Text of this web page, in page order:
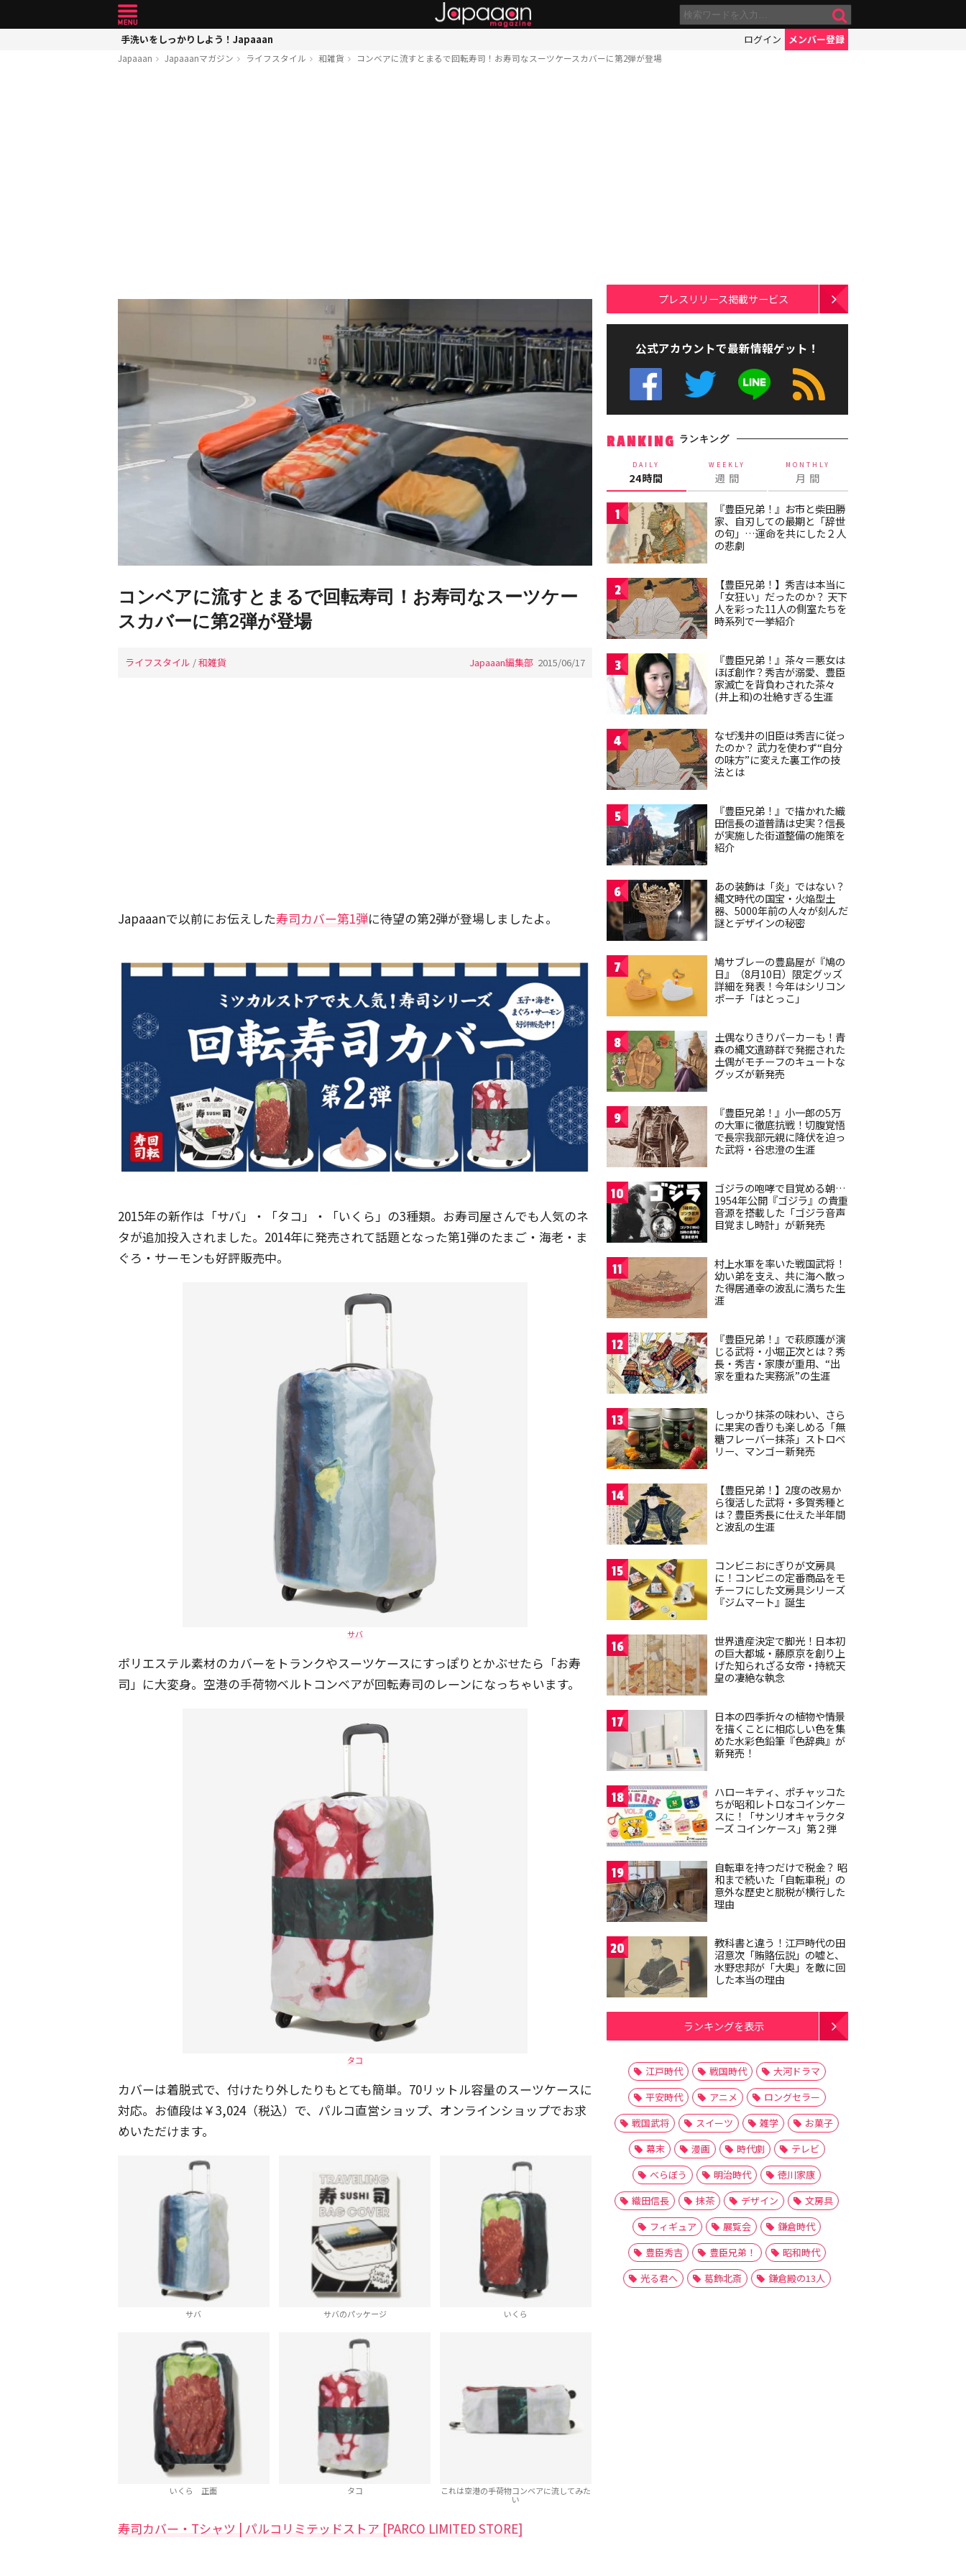
手洗いをしっかりしよう！Japaaan ログイン メンバー登録
Japaaan Japaaanマガジン ライフスタイル 和雑貨 コンベアに流すとまるで回転寿司！お寿司なスーツケースカバーに第2弾が登場
コンベアに流すとまるで回転寿司！お寿司なスーツケー
スカバーに第2弾が登場
ライフスタイル /和雑貨 Japaaan編集部 2015/06/17
Japaaanで以前にお伝えした寿司カバー第1弾に待望の第2弾が登場しましたよ。
2015年の新作は「サバ」・「タコ」・「いくら」の3種類。お寿司屋さんでも人気のネ
タが追加投入されました。2014年に発売されて話題となった第1弾のたまご・海老・ま
ぐろ・サーモンも好評販売中。
サバ
ポリエステル素材のカバーをトランクやスーツケースにすっぽりとかぶせたら「お寿
司」に大変身。空港の手荷物ベルトコンベアが回転寿司のレーンになっちゃいます。
タコ
カバーは着脱式で、付けたり外したりもとても簡単。70リットル容量のスーツケースに
対応。お値段は￥3,024（税込）で、パルコ直営ショップ、オンラインショップでお求
めいただけます。
サバ サバのパッケージ いくら
いくら 正面 タコ これは空港の手荷物コンベアに流してみた
い
寿司カバー・Tシャツ | パルコリミテッドストア [PARCO LIMITED STORE]
プレスリリース掲載サービス
公式アカウントで最新情報ゲット！
RANKING ランキング
DAILY
24時間
WEEKLY
週 間
MONTHLY
月 間
1
『豊臣兄弟！』お市と柴田勝
家、自刃しての最期と「辞世
の句」…運命を共にした２人
の悲劇
2
【豊臣兄弟！】秀吉は本当に
「女狂い」だったのか？ 天下
人を彩った11人の側室たちを
時系列で一挙紹介
3
『豊臣兄弟！』茶々＝悪女は
ほぼ創作？秀吉が溺愛、豊臣
家滅亡を背負わされた茶々
(井上和)の壮絶すぎる生涯
4
なぜ浅井の旧臣は秀吉に従っ
たのか？ 武力を使わず“自分
の味方”に変えた裏工作の技
法とは
5
『豊臣兄弟！』で描かれた織
田信長の道普請は史実？信長
が実施した街道整備の施策を
紹介
6
あの装飾は「炎」ではない？
縄文時代の国宝・火焔型土
器、5000年前の人々が刻んだ
謎とデザインの秘密
7
鳩サブレーの豊島屋が『鳩の
日』（8月10日）限定グッズ
詳細を発表！今年はシリコン
ポーチ「はとっこ」
8
土偶なりきりパーカーも！青
森の縄文遺跡群で発掘された
土偶がモチーフのキュートな
グッズが新発売
9
『豊臣兄弟！』小一郎の5万
の大軍に徹底抗戦！切腹覚悟
で長宗我部元親に降伏を迫っ
た武将・谷忠澄の生涯
10
ゴジラの咆哮で目覚める朝…
1954年公開『ゴジラ』の貴重
音源を搭載した「ゴジラ音声
目覚まし時計」が新発売
11
村上水軍を率いた戦国武将！
幼い弟を支え、共に海へ散っ
た得居通幸の波乱に満ちた生
涯
12
『豊臣兄弟！』で萩原護が演
じる武将・小堀正次とは？秀
長・秀吉・家康が重用、“出
家を重ねた実務派”の生涯
13
しっかり抹茶の味わい、さら
に果実の香りも楽しめる「無
糖フレーバー抹茶」ストロベ
リー、マンゴー新発売
14
【豊臣兄弟！】2度の改易か
ら復活した武将・多賀秀種と
は？豊臣秀長に仕えた半年間
と波乱の生涯
15
コンビニおにぎりが文房具
に！コンビニの定番商品をモ
チーフにした文房具シリーズ
『ジムマート』誕生
16
世界遺産決定で脚光！日本初
の巨大都城・藤原京を創り上
げた知られざる女帝・持統天
皇の凄絶な執念
17
日本の四季折々の植物や情景
を描くことに相応しい色を集
めた水彩色鉛筆『色辞典』が
新発売！
18
ハローキティ、ポチャッコた
ちが昭和レトロなコインケー
スに！「サンリオキャラクタ
ーズ コインケース」第２弾
19
自転車を持つだけで税金？ 昭
和まで続いた「自転車税」の
意外な歴史と脱税が横行した
理由
20
教科書と違う！江戸時代の田
沼意次「賄賂伝説」の嘘と、
水野忠邦が「大奥」を敵に回
した本当の理由
ランキングを表示
江戸時代 戦国時代
大河ドラマ
平安時代
アニメ
ロングセラー
戦国武将
スイーツ 雑学
お菓子
幕末
漫画 時代劇
テレビ
べらぼう
明治時代
徳川家康
織田信長
抹茶 デザイン
文房具
フィギュア
展覧会
鎌倉時代
豊臣秀吉
豊臣兄弟！
昭和時代
光る君へ
葛飾北斎 鎌倉殿の13人